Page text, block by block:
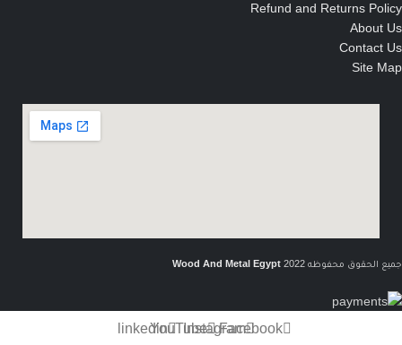
Refund and Returns Policy
About Us
Contact Us
Site Map
جميع الحقوق محفوظه Wood And Metal Egypt 2022
Facebook
Instagram
YouTube
linkedin